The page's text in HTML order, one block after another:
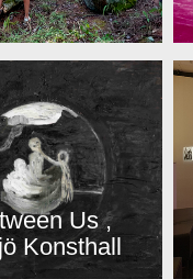
Us ,
Konsthall